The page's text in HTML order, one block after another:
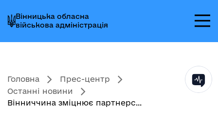
до
головного
меню
до
головного
вмісту
до
головного
колонтитула
Вінницька обласна
військова адміністрація
Головна
Прес-центр
Останні новини
Вінниччина зміцнює партнерс...